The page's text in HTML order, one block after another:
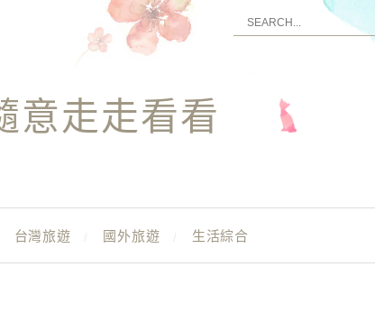
意走走看看
台灣旅遊 國外旅遊 生活綜合